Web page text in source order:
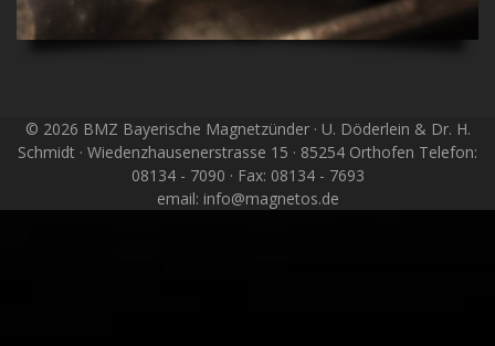
© 2026 BMZ Bayerische Magnetzünder · U. Döderlein & Dr. H.
Schmidt · Wiedenzhausenerstrasse 15 · 85254 Orthofen Telefon:
08134 - 7090 · Fax: 08134 - 7693
email: info@magnetos.de